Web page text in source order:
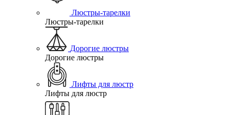
Люстры-тарелки
Люстры-тарелки
Дорогие люстры
Дорогие люстры
Лифты для люстр
Лифты для люстр